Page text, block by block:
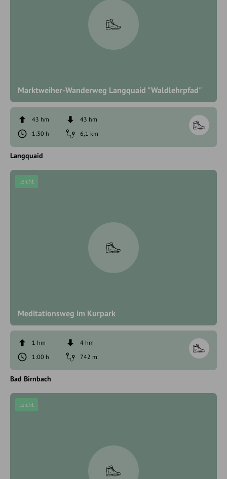
Marktweiher-Wanderweg Langquaid "Waldlehrpfad"
43 hm
43 hm
1:30 h
6,1 km
Langquaid
Meditationsweg im Kurpark
leicht
1 hm
4 hm
1:00 h
742 m
Bad Birnbach
leicht